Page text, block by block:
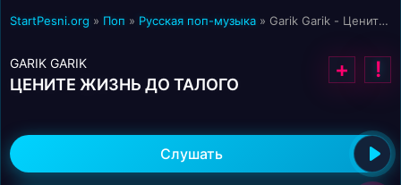
StartPesni.org » Поп » Русская поп-музыка » Garik Garik - Цените жизнь до талого
GARIK GARIK
ЦЕНИТЕ ЖИЗНЬ ДО ТАЛОГО
+ !
Слушать